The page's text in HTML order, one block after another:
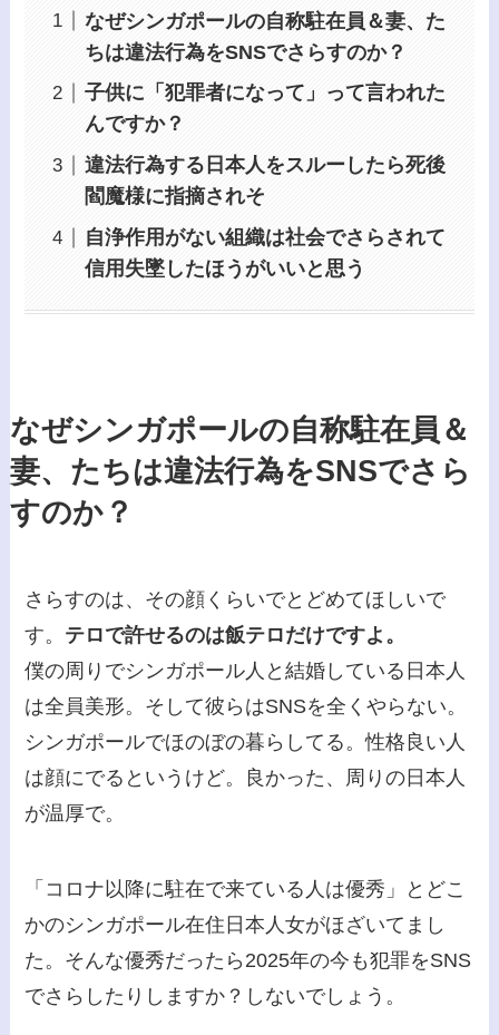
なぜシンガポールの自称駐在員＆妻、た
ちは違法行為をSNSでさらすのか？
子供に「犯罪者になって」って言われた
んですか？
違法行為する日本人をスルーしたら死後
閻魔様に指摘されそ
自浄作用がない組織は社会でさらされて
信用失墜したほうがいいと思う
なぜシンガポールの自称駐在員＆
妻、たちは違法行為をSNSでさら
すのか？
さらすのは、その顔くらいでとどめてほしいで
す。 テロで許せるのは飯テロだけですよ。
僕の周りでシンガポール人と結婚している日本人
は全員美形。そして彼らはSNSを全くやらない。
シンガポールでほのぼの暮らしてる。性格良い人
は顔にでるというけど。良かった、周りの日本人
が温厚で。
「コロナ以降に駐在で来ている人は優秀」とどこ
かのシンガポール在住日本人女がほざいてまし
た。そんな優秀だったら2025年の今も犯罪をSNS
でさらしたりしますか？しないでしょう。